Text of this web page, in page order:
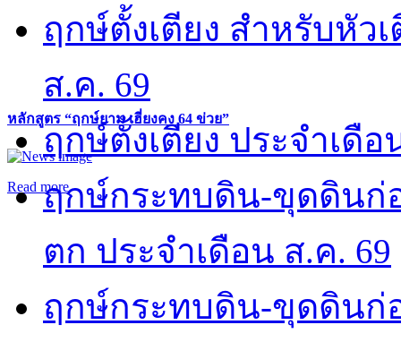
หลักสูตร “ฤกษ์ยาม เฮี่ยงคง 64 ข่วย”
Read more
ฤกษ์ตั้งเตียง สำหรับหัว
ส.ค. 69
ฤกษ์ตั้งเตียง ประจำเดือ
ฤกษ์กระทบดิน-ขุดดินก่
ตก ประจำเดือน ส.ค. 69
ฤกษ์กระทบดิน-ขุดดินก่